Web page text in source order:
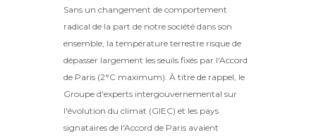
Sans un changement de comportement
radical de la part de notre société dans son
ensemble, la température terrestre risque de
dépasser largement les seuils fixés par l'Accord
de Paris (2°C maximum). À titre de rappel, le
Groupe d'experts intergouvernemental sur
l'évolution du climat (GIEC) et les pays
signataires de l'Accord de Paris avaient